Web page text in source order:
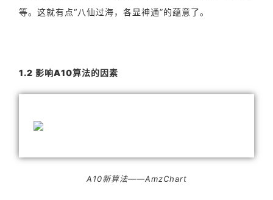
等。这就有点“八仙过海，各显神通”的蕴意了。
1.2 影响A10算法的因素
A10新算法——AmzChart